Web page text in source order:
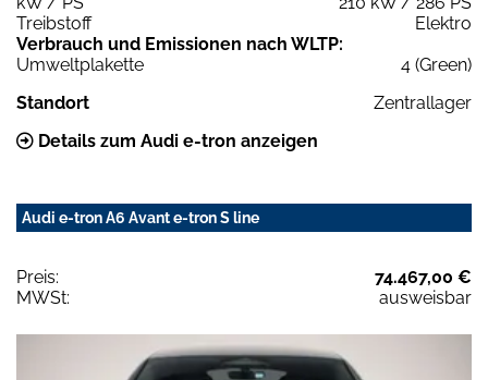
Treibstoff
Elektro
Verbrauch und Emissionen nach WLTP:
Umweltplakette
4 (Green)
Standort
Zentrallager
Details zum Audi e-tron anzeigen
Audi e-tron A6 Avant e-tron S line
Preis:
74.467,00 €
MWSt:
ausweisbar